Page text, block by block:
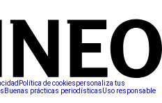
Política de cookiespersonaliza tus
Buenas prácticas periodísticasUso responsable